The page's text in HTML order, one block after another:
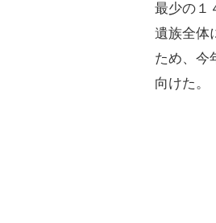
最少の１
遺族全体
ため、今
向けた。